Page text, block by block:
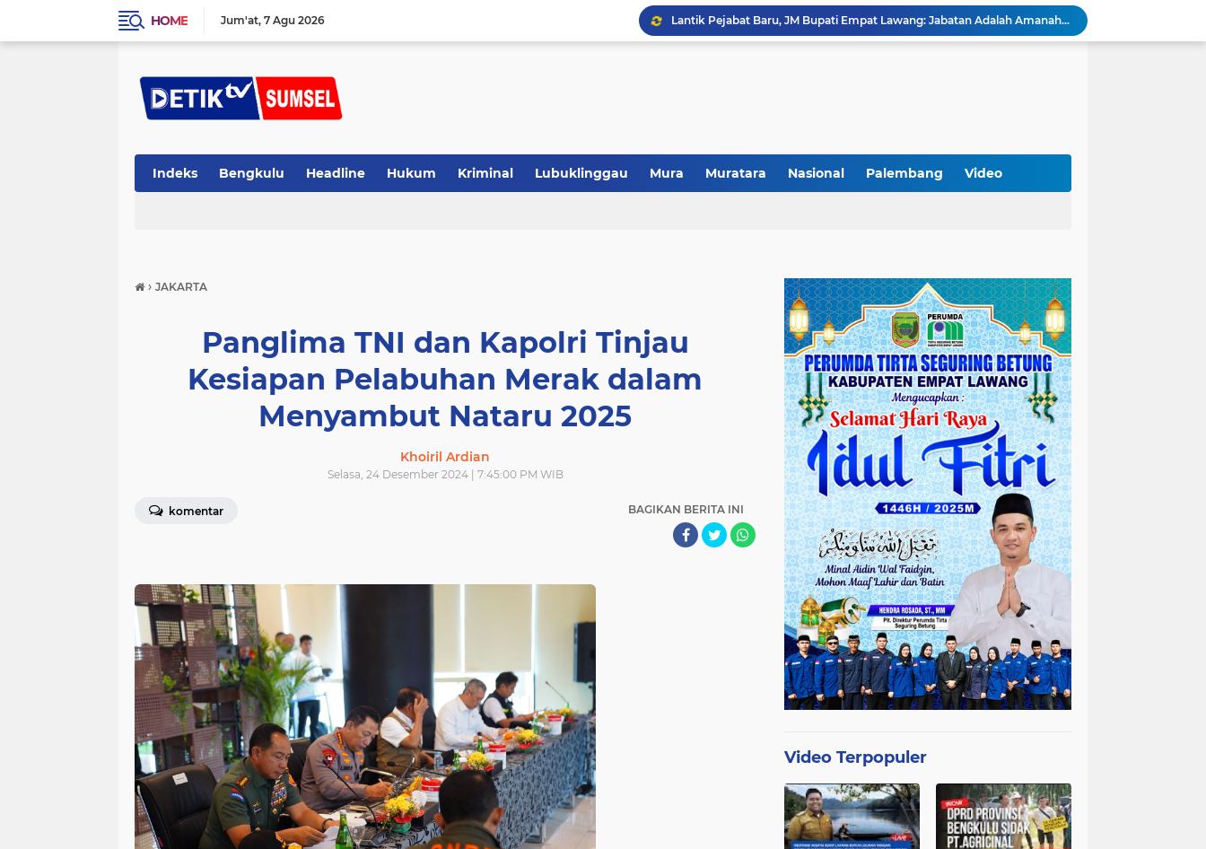
HOME Jum'at 7 Agu 2026
KAMMI Muratara Dukung MUI dalam Upaya Penegakan Hukum terhadap Aktivitas LGBT
Polres Musi Rawas Musnahkan 2 Kilogram Sabu.
Sarat Praktik 'Asal Bapak Senang', Kebijakan Parkir Dishub Lubuklinggau Menuai Sorotan Tajam
Indeks Bengkulu Headline Hukum Kriminal Lubuklinggau Mura Muratara Nasional Palembang Video
› JAKARTA
Panglima TNI dan Kapolri Tinjau
Kesiapan Pelabuhan Merak dalam
Menyambut Nataru 2025
Khoiril Ardian
Selasa, 24 Desember 2024 | 7:45:00 PM WIB
komentar BAGIKAN BERITA INI
Video Terpopuler